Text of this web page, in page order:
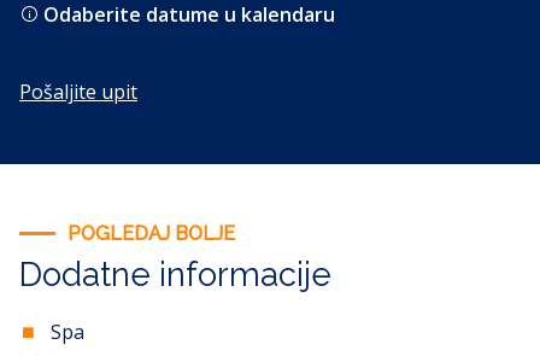
Odaberite datume u kalendaru
Pošaljite upit
POGLEDAJ BOLJE
Dodatne informacije
Spa